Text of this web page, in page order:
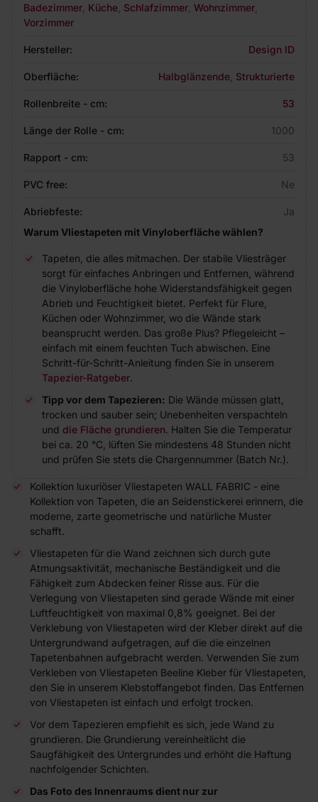
Badezimmer Küche Schlafzimmer Wohnzimmer
Vorzimmer
Hersteller: Design ID
Oberfläche: Halbglänzende Strukturierte
Rollenbreite - cm: 53
Länge der Rolle - cm: 1000
Rapport - cm: 53
PVC free: Ne
Abriebfeste:
Ja
Warum Vliestapeten mit Vinyloberfläche wählen?
Tapeten, die alles mitmachen. Der stabile Vliesträger
sorgt für einfaches Anbringen und Entfernen, während
die Vinyloberfläche hohe Widerstandsfähigkeit gegen
Abrieb und Feuchtigkeit bietet. Perfekt für Flure,
Küchen oder Wohnzimmer, wo die Wände stark
beansprucht werden. Das große Plus? Pflegeleicht –
einfach mit einem feuchten Tuch abwischen. Eine
Schritt-für-Schritt-Anleitung finden Sie in unserem
Tapezier-Ratgeber.
Tipp vor dem Tapezieren: Die Wände müssen glatt,
trocken und sauber sein; Unebenheiten verspachteln
und die Fläche grundieren. Halten Sie die Temperatur
bei ca. 20 °C, lüften Sie mindestens 48 Stunden nicht
und prüfen Sie stets die Chargennummer (Batch Nr.).
Kollektion luxuriöser Vliestapeten WALL FABRIC - eine
Kollektion von Tapeten, die an Seidenstickerei erinnern, die
moderne, zarte geometrische und natürliche Muster
schafft.
Vliestapeten für die Wand zeichnen sich durch gute
Atmungsaktivität, mechanische Beständigkeit und die
Fähigkeit zum Abdecken feiner Risse aus. Für die
Verlegung von Vliestapeten sind gerade Wände mit einer
Luftfeuchtigkeit von maximal 0,8% geeignet. Bei der
Verklebung von Vliestapeten wird der Kleber direkt auf die
Untergrundwand aufgetragen, auf die die einzelnen
Tapetenbahnen aufgebracht werden. Verwenden Sie zum
Verkleben von Vliestapeten Beeline Kleber für Vliestapeten,
den Sie in unserem Klebstoffangebot finden. Das Entfernen
von Vliestapeten ist einfach und erfolgt trocken.
Vor dem Tapezieren empfiehlt es sich, jede Wand zu
grundieren. Die Grundierung vereinheitlicht die
Saugfähigkeit des Untergrundes und erhöht die Haftung
nachfolgender Schichten.
Das Foto des Innenraums dient nur zur